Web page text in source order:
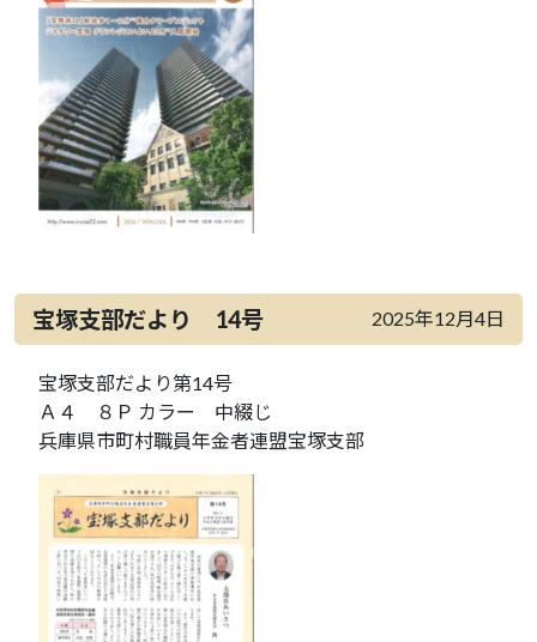
宝塚支部だより 14号 2025年12月4日
宝塚支部だより第14号
Ａ４ ８Ｐ カラー 中綴じ
兵庫県市町村職員年金者連盟宝塚支部